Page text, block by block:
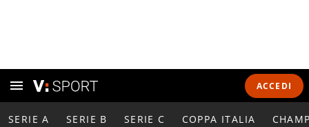
ACCEDI
SERIE A SERIE B SERIE C COPPA ITALIA